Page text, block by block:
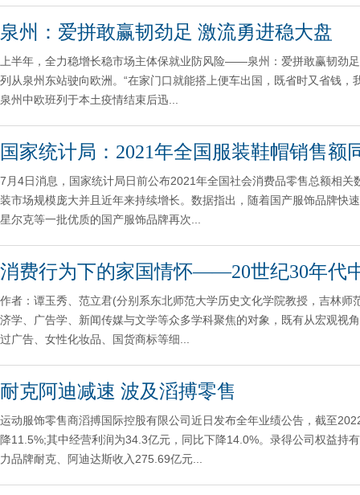
泉州：爱拼敢赢韧劲足 激流勇进稳大盘
上半年，全力稳增长稳市场主体保就业防风险——泉州：爱拼敢赢韧劲
列从泉州东站驶向欧洲。“在家门口就能搭上便车出国，既省时又省钱
泉州中欧班列于本土疫情结束后迅...
国家统计局：2021年全国服装鞋帽销售额
7月4日消息，国家统计局日前公布2021年全国社会消费品零售总额相
装市场规模庞大并且近年来持续增长。数据指出，随着国产服饰品牌快
星尔克等一批优质的国产服饰品牌再次...
消费行为下的家国情怀——20世纪30年代
作者：谭玉秀、范立君(分别系东北师范大学历史文化学院教授，吉林
济学、广告学、新闻传媒与文学等众多学科聚焦的对象，既有从宏观视
过广告、女性化妆品、国货商标等细...
耐克阿迪减速 波及滔搏零售
运动服饰零售商滔搏国际控股有限公司近日发布全年业绩公告，截至
降11.5%;其中经营利润为34.3亿元，同比下降14.0%。录得公司权益持
力品牌耐克、阿迪达斯收入275.69亿元...